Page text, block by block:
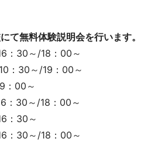
て無料体験説明会を行います。
：30～/18：00～
：30～/19：00～
：00～
30～/18：00～
：30～
：30～/18：00～